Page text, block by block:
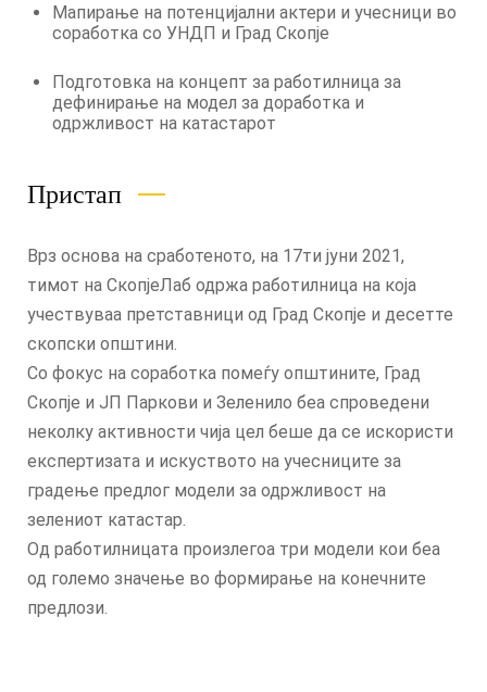
Мапирање на потенцијални актери и учесници во
соработка со УНДП и Град Скопје
Подготовка на концепт за работилница за
дефинирање на модел за доработка и
одржливост на катастарот
Пристап
Врз основа на сработеното, на 17ти јуни 2021,
тимот на СкопјеЛаб одржа работилница на која
учествуваа претставници од Град Скопје и десетте
скопски општини.
Со фокус на соработка помеѓу општините, Град
Скопје и ЈП Паркови и Зеленило беа спроведени
неколку активности чија цел беше да се искористи
експертизата и искуството на учесниците за
градење предлог модели за одржливост на
зелениот катастар.
Од работилницата произлегоа три модели кои беа
од големо значење во формирање на конечните
предлози.